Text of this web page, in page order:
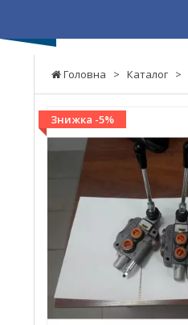
Головна > Каталог >
Знижка -5%